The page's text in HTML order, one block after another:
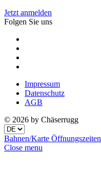
Jetzt anmelden
Folgen Sie uns
Impressum
Datenschutz
AGB
© 2026 by Chäserrugg
Bahnen/Karte Öffnungszeiten
Close menu